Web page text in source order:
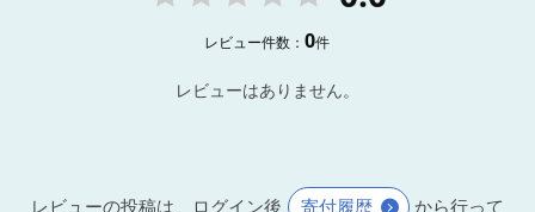
レビュー件数：0件
レビューはありません。
レビューの投稿は、ログイン後 寄付履歴
から行って